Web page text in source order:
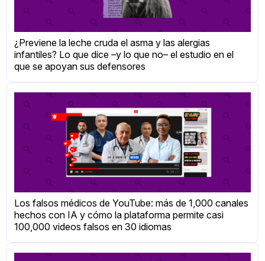
¿Previene la leche cruda el asma y las alergias
infantiles? Lo que dice –y lo que no– el estudio en el
que se apoyan sus defensores
Los falsos médicos de YouTube: más de 1,000 canales
hechos con IA y cómo la plataforma permite casi
100,000 videos falsos en 30 idiomas